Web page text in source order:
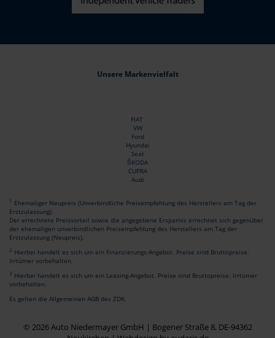
Unsere Markenvielfalt
FIAT
VW
Ford
Hyundai
Seat
ŠKODA
CUPRA
Audi
1 Ehemaliger Neupreis (Unverbindliche Preisempfehlung des Herstellers am Tag der
Erstzulassung).
Der errechnete Preisvorteil sowie die angegebene Ersparnis errechnet sich gegenüber
der ehemaligen unverbindlichen Preisempfehlung des Herstellers am Tag der
Erstzulassung (Neupreis).
2 Hierbei handelt es sich um ein Finanzierungs-Angebot. Preise sind Bruttopreise.
Irrtümer vorbehalten.
3 Hierbei handelt es sich um ein Leasing-Angebot. Preise sind Bruttopreise. Irrtümer
vorbehalten.
Es gelten die Allgemeinen AGB des ZDK.
© 2026 Auto Niedermayer GmbH | Bogener Straße 8, DE-94362